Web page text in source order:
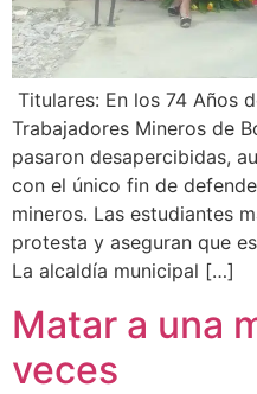
Titulares: En los 74 Años
Trabajadores Mineros de
pasaron desapercibidas,
con el único fin de
mineros. Las estudiantes
protesta y aseguran que
La alcaldía municipal […]
Matar a una
veces